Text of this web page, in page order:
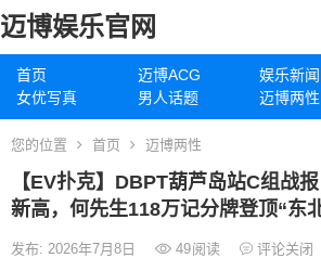
迈博娱乐官网
首页 迈博ACG 娱乐新闻
女优写真
男人话题 迈博两性
您的位置 首页 迈博两性
【EV扑克】DBPT葫芦岛站C组战
新高，何先生118万记分牌登顶“东
发布: 2026年7月8日 49阅读 评论关闭